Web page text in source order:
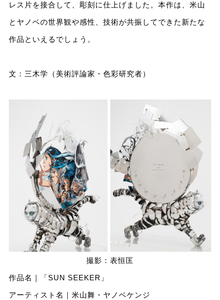
レス片を接合して、彫刻に仕上げました。本作は、米山
とヤノベの世界観や感性、技術が共振してできた新たな
作品といえるでしょう。
文：三木学（美術評論家・色彩研究者）
撮影：表恒匡
作品名｜「SUN SEEKER」
アーティスト名｜米山舞・ヤノベケンジ